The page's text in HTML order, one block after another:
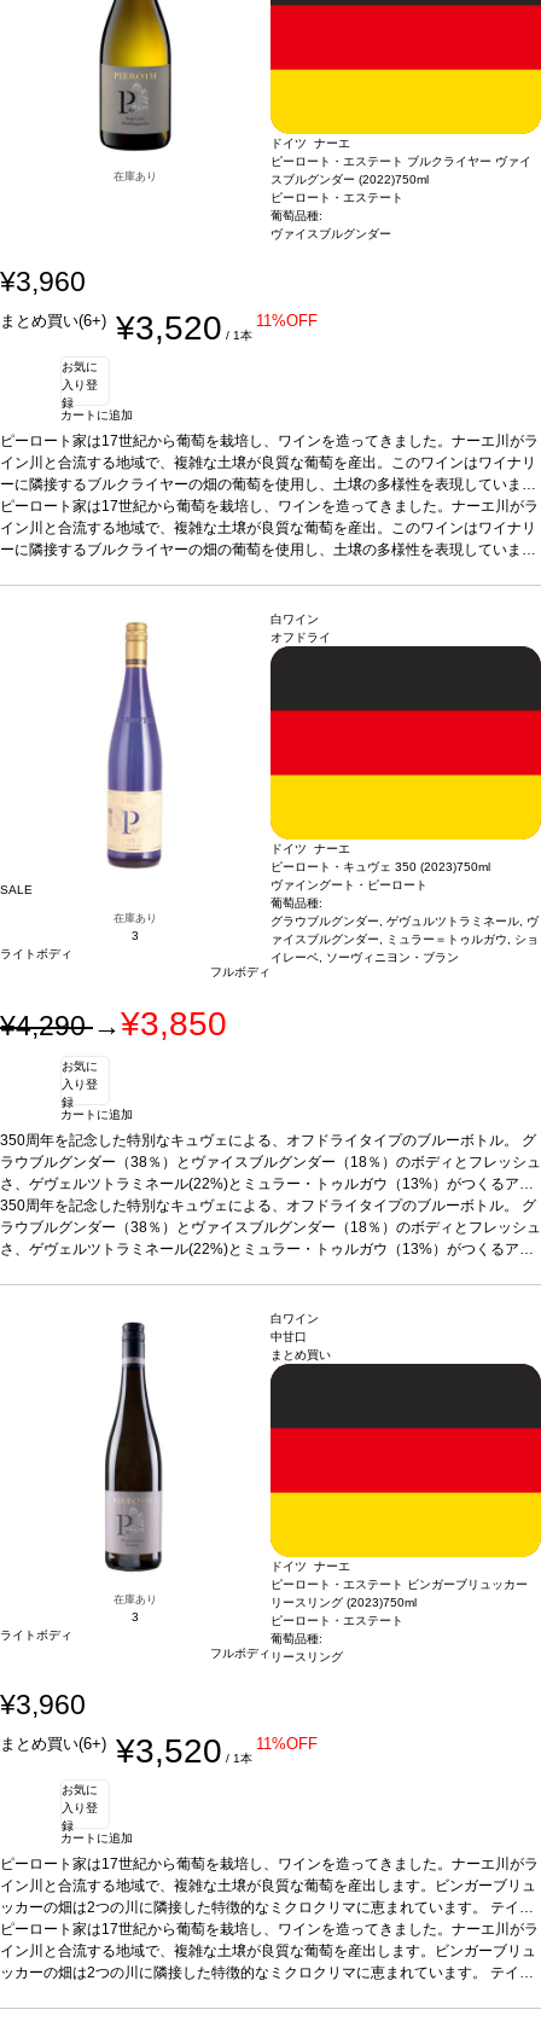
在庫あり
ドイツ ナーエ
ピーロート・エステート ブルクライヤー ヴァイ
スブルグンダー (2022)750ml
ピーロート・エステート
葡萄品種:
ヴァイスブルグンダー
¥3,960
まとめ買い(6+) ¥3,520 / 1本
11%OFF
お気に
入り登
録
カートに追加
ピーロート家は17世紀から葡萄を栽培し、ワインを造ってきました。ナーエ川がラ
イン川と合流する地域で、複雑な土壌が良質な葡萄を産出。このワインはワイナリ
ーに隣接するブルクライヤーの畑の葡萄を使用し、土壌の多様性を表現していま
す。収穫は数段階に分けて行い、葡萄を優しくプレスした後、上質な澱の上で6カ
月間熟成。上質な果実のアロマと調和のとれた酸味が特徴の正統派のピノ・ブラン
（ヴァイスブルグンダー）です。テイスティングノート麦わら色。ノーズはアプ
ヴァイスブルグンダー*本ヴィンテージが在庫切れの場合、在
庫があり価格が同様の場合は自動的に次のヴィンテージに変更されます、ご了承く
ピーロート家は17世紀から葡萄を栽培し、ワインを造ってきました。ナーエ川がラ
イン川と合流する地域で、複雑な土壌が良質な葡萄を産出。このワインはワイナリ
ーに隣接するブルクライヤーの畑の葡萄を使用し、土壌の多様性を表現していま
テイスティングノート
リコット、洋ナシ、青リンゴを示す。口に含むと、調和が取れていて、素晴らしく
フルーティー。いつまでも若々しく、美味しい一本。
葡萄品種 ヴァイスブルグンダー
庫があり価格が同様の場合は自動的に次のヴィンテージに変更されます、ご了承く
SALE
在庫あり
3
ライトボディ
フルボディ
白ワイン
オフドライ
ドイツ ナーエ
ピーロート・キュヴェ 350 (2023)750ml
ヴァイングート・ピーロート
葡萄品種:
グラウブルグンダー, ゲヴュルツトラミネール, ヴ
ァイスブルグンダー, ミュラー＝トゥルガウ, ショ
イレーベ, ソーヴィニヨン・ブラン
¥4,290→¥3,850
お気に
入り登
録
カートに追加
350周年を記念した特別なキュヴェによる、オフドライタイプのブルーボトル。 グ
ラウブルグンダー（38％）とヴァイスブルグンダー（18％）のボディとフレッシュ
さ、ゲヴェルツトラミネール(22%)とミュラー・トゥルガウ（13%）がつくるアロ
マティックなニュアンス、そしてソーヴィニヨン・ブランとショイレーベ（9%）
がエキゾチックさをほのかに感じられる、素晴らしいバランスの味わいとなってい
る。 ラベルには、ピーロートの本拠地を描いた歴史的な地図と、かつて使用されて
パイナップルやジャスミンも感じられる。調和の取れた、生き生きとした、フルー
ティーで心地よい飲みやすい一本。
合う料理軽い魚料理、サラダ、チーズ
グラウブルグンダー 38％、ゲヴェルツトラミネール 22%、ヴァイスブルグンダ
ー 18％、ミュラー・トゥルガウ 13%、ソーヴィニヨン・ブランとショイレーベ
350周年を記念した特別なキュヴェによる、オフドライタイプのブルーボトル。 グ
ラウブルグンダー（38％）とヴァイスブルグンダー（18％）のボディとフレッシュ
さ、ゲヴェルツトラミネール(22%)とミュラー・トゥルガウ（13%）がつくるアロ
る。 ラベルには、ピーロートの本拠地を描いた歴史的な地図と、かつて使用されて
いたロゴをラベルに印字。 また生産総本数とシリアルナンバーをラベルに記載して
テイスティングノート
ノーズはアプリコットとナツメグを示し、ほのかな
パイナップルやジャスミンも感じられる。調和の取れた、生き生きとした、フルー
ティーで心地よい飲みやすい一本。
グラウブルグンダー 38％、ゲヴェルツトラミネール 22%、ヴァイスブルグンダ
ー 18％、ミュラー・トゥルガウ 13%、ソーヴィニヨン・ブランとショイレーベ
在庫あり
3
ライトボディ
フルボディ
白ワイン
中甘口
まとめ買い
ドイツ ナーエ
ピーロート・エステート ビンガーブリュッカー
リースリング (2023)750ml
ピーロート・エステート
葡萄品種:
リースリング
¥3,960
まとめ買い(6+) ¥3,520 / 1本
11%OFF
お気に
入り登
録
カートに追加
ピーロート家は17世紀から葡萄を栽培し、ワインを造ってきました。ナーエ川がラ
イン川と合流する地域で、複雑な土壌が良質な葡萄を産出します。ビンガーブリュ
ッカーの畑は2つの川に隣接した特徴的なミクロクリマに恵まれています。 テイス
ティングノートノーズはジャスミン、マンゴー、桃を示し、青リンゴやほのかなラ
イムピールが続く。素晴らしくフルーティーで、心地よく調和の取れた、飲みやす
い一本。合う料理スパイスの効いた料理、タイ・カレー、ロックフォールチーズ
ピーロート家は17世紀から葡萄を栽培し、ワインを造ってきました。ナーエ川がラ
イン川と合流する地域で、複雑な土壌が良質な葡萄を産出します。ビンガーブリュ
ッカーの畑は2つの川に隣接した特徴的なミクロクリマに恵まれています。 テイス